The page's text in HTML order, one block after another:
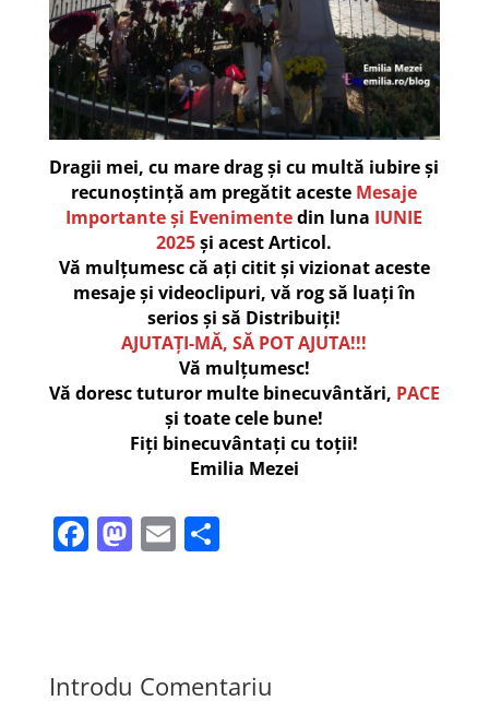
Dragii mei, cu mare drag și cu multă iubire și
recunoștință am pregătit aceste Mesaje
Importante și Evenimentedin luna IUNIE
2025și acest Articol.
Vă mulțumesc că ați citit și vizionat aceste
mesaje și videoclipuri, vă rog să luați în
serios și să Distribuiți!
AJUTAȚI-MĂ, SĂ POT AJUTA!!!
Vă mulțumesc!
Vă doresc tuturor multe binecuvântări, PACE
și toate cele bune!
Fiți binecuvântați cu toții!
Emilia Mezei
F
b
M
d
E P
a
Introdu Comentariu